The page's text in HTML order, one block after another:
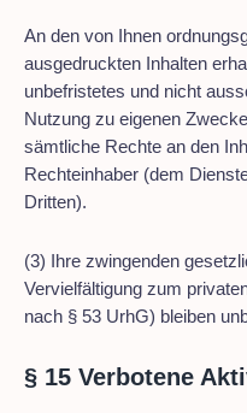
An den von Ihnen
ausgedruckten Inhalten
unbefristetes und nicht
Nutzung zu eigenen
sämtliche Rechte an den
Rechteinhaber (dem
Dritten).
(3) Ihre zwingenden
Vervielfältigung zum
nach § 53 UrhG) bleiben
§ 15 Verbotene